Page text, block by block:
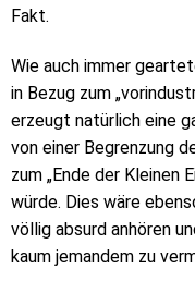
Fakt.
Wie auch immer
in Bezug zum
erzeugt natürlich eine
von einer Begrenzung
zum „Ende der Kleinen
würde. Dies wäre
völlig absurd anhören
kaum jemandem zu